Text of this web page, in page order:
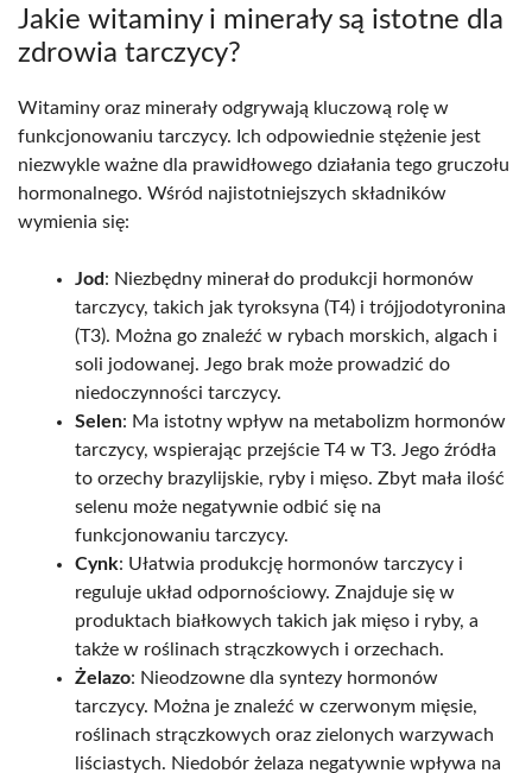
Jakie witaminy i minerały są istotne dla
zdrowia tarczycy?
Witaminy oraz minerały odgrywają kluczową rolę w
funkcjonowaniu tarczycy. Ich odpowiednie stężenie jest
niezwykle ważne dla prawidłowego działania tego gruczołu
hormonalnego. Wśród najistotniejszych składników
wymienia się:
Jod: Niezbędny minerał do produkcji hormonów
tarczycy, takich jak tyroksyna (T4) i trójjodotyronina
(T3). Można go znaleźć w rybach morskich, algach i
soli jodowanej. Jego brak może prowadzić do
niedoczynności tarczycy.
Selen: Ma istotny wpływ na metabolizm hormonów
tarczycy, wspierając przejście T4 w T3. Jego źródła
to orzechy brazylijskie, ryby i mięso. Zbyt mała ilość
selenu może negatywnie odbić się na
funkcjonowaniu tarczycy.
Cynk: Ułatwia produkcję hormonów tarczycy i
reguluje układ odpornościowy. Znajduje się w
produktach białkowych takich jak mięso i ryby, a
także w roślinach strączkowych i orzechach.
Żelazo: Nieodzowne dla syntezy hormonów
tarczycy. Można je znaleźć w czerwonym mięsie,
roślinach strączkowych oraz zielonych warzywach
liściastych. Niedobór żelaza negatywnie wpływa na